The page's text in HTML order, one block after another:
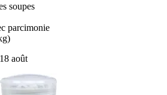
soupes
parcimonie
août